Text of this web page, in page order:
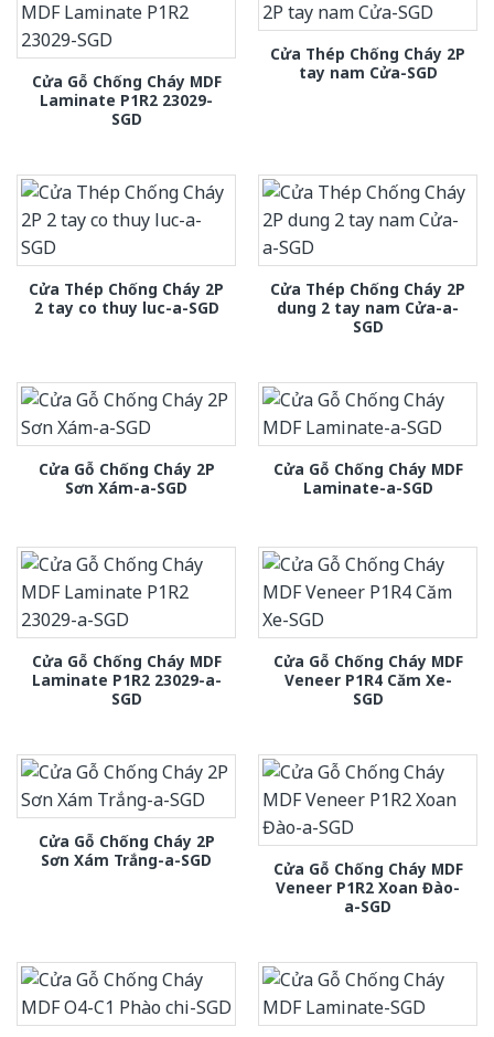
Cửa Gỗ Chống Cháy MDF
Laminate P1R2 23029-
SGD
Cửa Thép Chống Cháy 2P
tay nam Cửa-SGD
Cửa Thép Chống Cháy 2P
2 tay co thuy luc-a-SGD
Cửa Thép Chống Cháy 2P
dung 2 tay nam Cửa-a-
SGD
Cửa Gỗ Chống Cháy 2P
Sơn Xám-a-SGD
Cửa Gỗ Chống Cháy MDF
Laminate-a-SGD
Cửa Gỗ Chống Cháy MDF
Laminate P1R2 23029-a-
SGD
Cửa Gỗ Chống Cháy MDF
Veneer P1R4 Căm Xe-
SGD
Cửa Gỗ Chống Cháy 2P
Sơn Xám Trắng-a-SGD
Cửa Gỗ Chống Cháy MDF
Veneer P1R2 Xoan Đào-
a-SGD